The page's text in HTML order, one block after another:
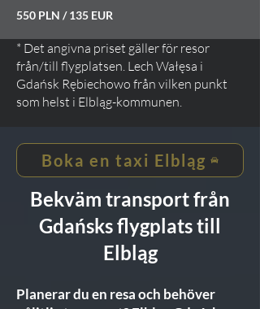
550 PLN / 135 EUR
* Det angivna priset gäller för resor
från/till flygplatsen. Lech Wałęsa i
Gdańsk Rębiechowo från vilken punkt
som helst i Elbląg-kommunen.
Boka en taxi Elbląg
Bekväm transport från
Gdańsks flygplats till
Elbląg
Planerar du en resa och behöver